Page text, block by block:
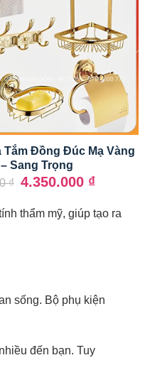
Tắm Đồng Đúc Mạ Vàng
– Sang Trọng
₫ Giá
gốc
56.800.000 ₫.
4.350.000 ₫Giá
là:
thẩm mỹ, giúp tạo ra
sống. Bộ phụ kiện
đến bạn. Tuy